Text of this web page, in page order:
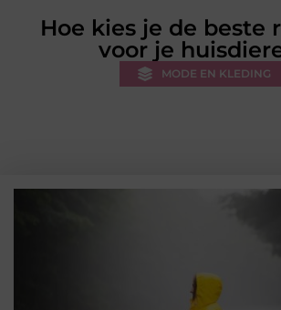
Hoe kies je de beste
voor je
MODE EN KLEDING